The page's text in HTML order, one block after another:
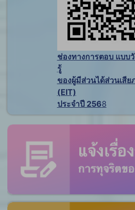
ช่องทางการตอบ แบบ
รู้
ของผู้มีส่วนได้ส่วนเสีย
(EIT)
ประจำปี 2568